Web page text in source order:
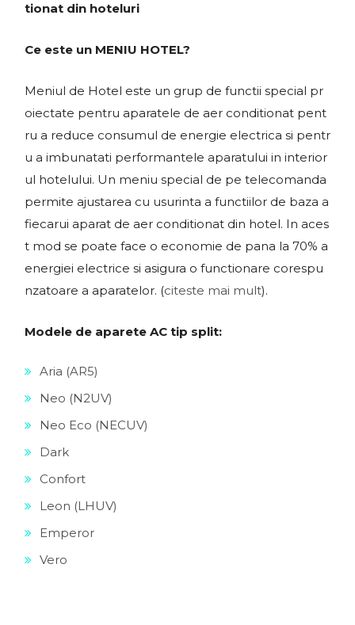
tionat din hoteluri
Ce este un MENIU HOTEL?
Meniul de Hotel este un grup de functii special pr
oiectate pentru aparatele de aer conditionat pent
ru a reduce consumul de energie electrica si pentr
u a imbunatati performantele aparatului in interior
ul hotelului. Un meniu special de pe telecomanda
permite ajustarea cu usurinta a functiilor de baza a
fiecarui aparat de aer conditionat din hotel. In aces
t mod se poate face o economie de pana la 70% a
energiei electrice si asigura o functionare corespu
nzatoare a aparatelor. (citeste mai mult).
Modele de aparete AC tip split:
Aria (AR5)
Neo (N2UV)
Neo Eco (NECUV)
Dark
Confort
Leon (LHUV)
Emperor
Vero